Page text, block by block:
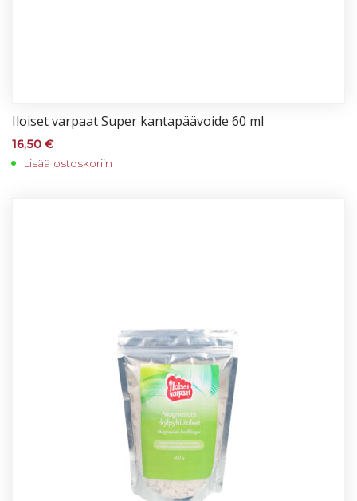
Iloi­set var­paat Su­per kan­ta­pää­voi­de 60 ml
16,50 €
Lisää ostoskoriin